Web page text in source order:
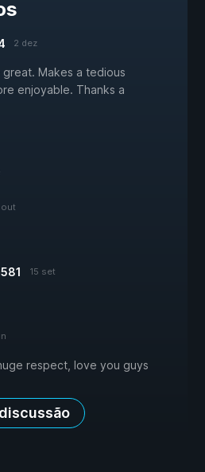
2 dez
great. Makes a tedious
enjoyable. Thanks a
out
15 set
respect, love you guys